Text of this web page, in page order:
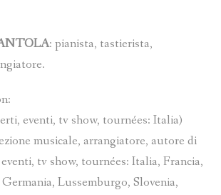
: pianista, tastierista,
eventi, tv show, tournées: Italia)
musicale, arrangiatore, autore di
tv show, tournées: Italia, Francia,
Lussemburgo, Slovenia,